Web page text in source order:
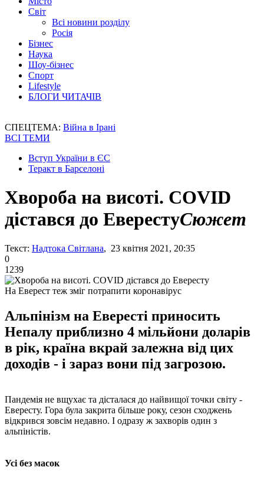
Світ
Всі новини розділу
Росія
Бізнес
Наука
Шоу-бізнес
Спорт
Lifestyle
БЛОГИ ЧИТАЧІВ
СПЕЦТЕМА: Війна в Ірані
ВСІ ТЕМИ
Вступ України в ЄС
Теракт в Барселоні
Хвороба на висоті. СОVID
дістався до ЕверестуСюжет
Текст: Надтока Світлана, 23 квітня 2021, 20:35
0
1239
На Еверест теж зміг потрапити коронавірус
Альпінізм на Евересті приносить
Непалу приблизно 4 мільйони доларів
в рік, країна вкрай залежна від цих
доходів - і зараз вони під загрозою.
Пандемія не вщухає та дісталася до найвищої точки світу -
Евересту. Гора була закрита більше року, сезон сходжень
відкрився зовсім недавно. І одразу ж захворів один з
альпіністів.
Усі без масок